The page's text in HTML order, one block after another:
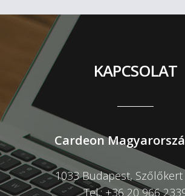
KAPCSOLAT
Cardeon
1033 Budapest, Szőlőkert
Tel.: +36 20 966